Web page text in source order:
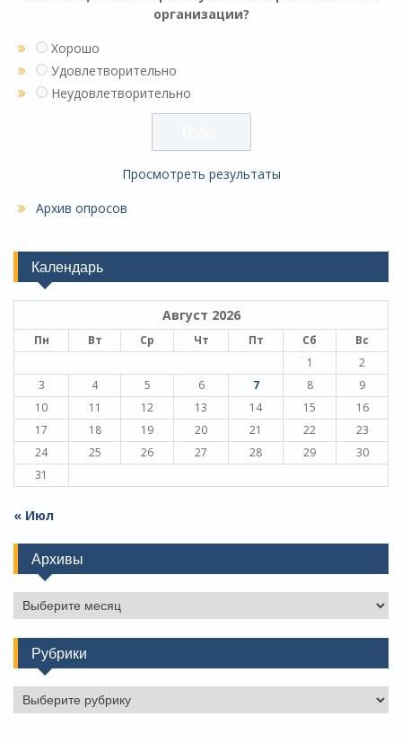
организации?
Хорошо
Удовлетворительно
Неудовлетворительно
Просмотреть результаты
Архив опросов
Календарь
Август 2026
Пн Вт Ср Чт Пт Сб
Вс
1
2
3
4 5 6 7 8
9
10
11 12 13 14 15
16
17
18 19 20 21 22
23
24
25 26 27 28 29
30
31
« Июл
Архивы
Архивы
Рубрики
Рубрики